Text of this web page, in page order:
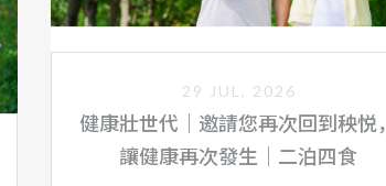
健康壯世代｜邀請您再次回到秧悦，
讓健康再次發生｜二泊四食
29 JUL, 2026